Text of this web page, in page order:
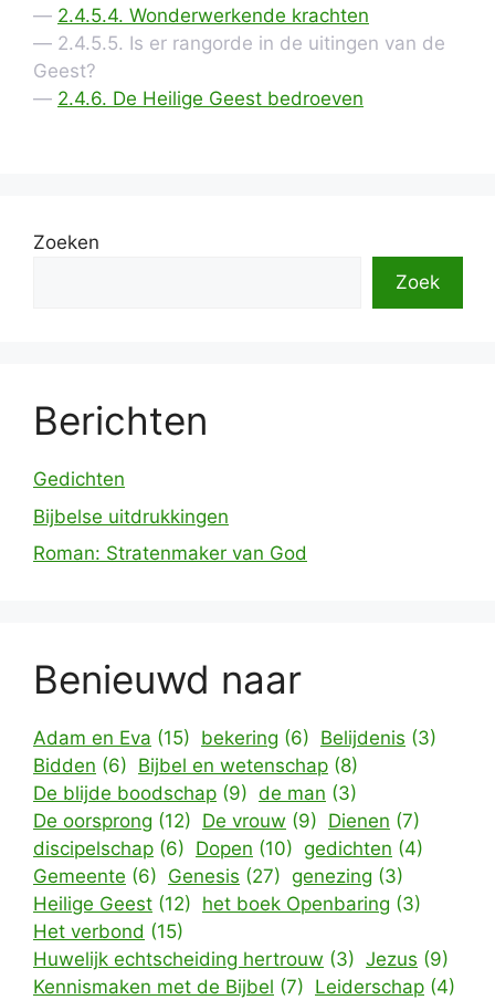
2.4.5.4. Wonderwerkende krachten
2.4.5.5. Is er rangorde in de uitingen van de
Geest?
2.4.6. De Heilige Geest bedroeven
Zoeken
Zoek
Berichten
Gedichten
Bijbelse uitdrukkingen
Roman: Stratenmaker van God
Benieuwd naar
Adam en Eva (15) bekering (6) Belijdenis (3)
Bidden (6) Bijbel en wetenschap (8)
De blijde boodschap (9) de man (3)
De oorsprong (12) De vrouw (9) Dienen (7)
discipelschap (6) Dopen (10) gedichten (4)
Gemeente (6) Genesis (27) genezing (3)
Heilige Geest (12) het boek Openbaring (3)
Het verbond (15)
Huwelijk echtscheiding hertrouw (3) Jezus (9)
Kennismaken met de Bijbel (7) Leiderschap (4)